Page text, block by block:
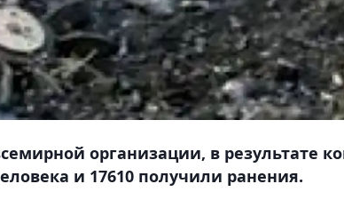
организации, в результате
и 17610 получили ранения.